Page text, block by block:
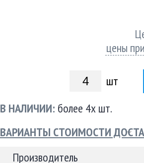
цены
шт
В НАЛИЧИИ: более 4х шт.
ВАРИАНТЫ СТОИМОСТИ
Производитель